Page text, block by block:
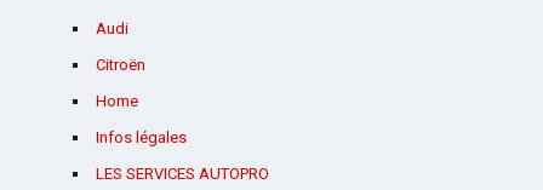
Audi
Citroën
Home
Infos légales
LES SERVICES AUTOPRO